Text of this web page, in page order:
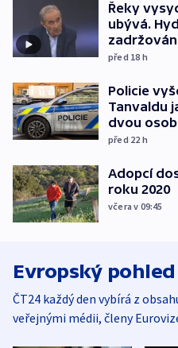
Řeky
ubývá.
před 18 h
Policie
Tanvaldu
dvou
před 22 h
Adopcí
roku 2020
včera v 09:45
Evropský pohled
ČT24 každý den vybírá z
veřejnými médii, členy